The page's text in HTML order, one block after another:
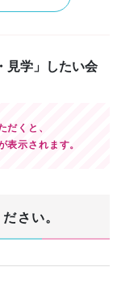
見学」したい会
くと、
示されます。
さい。